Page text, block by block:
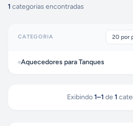
1 categorias encontradas
CATEGORIA
Aquecedores para Tanques
Exibindo 1–1 de 1